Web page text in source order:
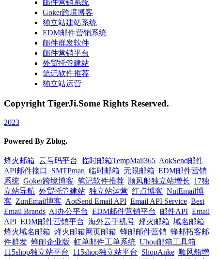
邮件营销系统
Goker跨境博客
独立站建站系统
EDM邮件营销系统
邮件群发软件
邮件营销平台
外贸托管建站
笔记软件推荐
独立站运营
Copyright TigerJi.Some Rights Reserved.
2023
Powered By Zblog.
烽火邮箱 云号码平台 临时邮箱TempMail365 AokSend邮件
API邮件接口
SMTPman 临时邮箱 无限邮箱 EDM邮件营销
系统 Goker跨境博客 笔记软件推荐 顺风船独立站增长 17独
立站导航 外贸托管建站 独立站运营 红点博客 NutEmail博
客 ZunEmail博客 AotSend Email API Email API Service Best
Email Brands AI办公平台 EDM邮件营销平台 邮件API Email
API EDM邮件营销平台 海外云手机号 烽火邮箱 域名邮箱
烽火域名邮箱 烽火邮箱网页邮箱 蜂邮邮件营销 蜂邮拓客邮
件群发 蜂邮企业版 虹单邮件工单系统 Uhou邮箱工具箱
115shop独立站平台
115shop独立站平台 ShopAnke 顺风船增